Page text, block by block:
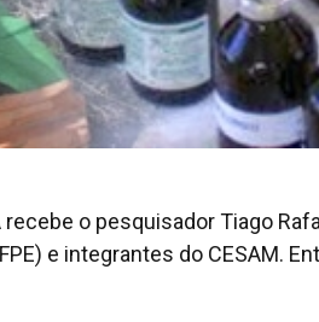
o pesquisador Tiago
e integrantes do CESAM.